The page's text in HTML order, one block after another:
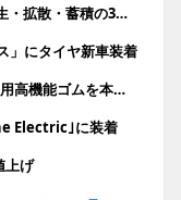
DUNLOP（住友ゴム工業）、TRWPを発生・拡散・蓄積の3段階で検証。空力回収や蓄積分析で環境負荷低減へ
」にタイヤ新車装着
DUNLOP（住友ゴム工業）、3Dプリンタ用高機能ゴムを本格事業化。11月に国内法人向け発売へ
Electric｣に装着
上げ